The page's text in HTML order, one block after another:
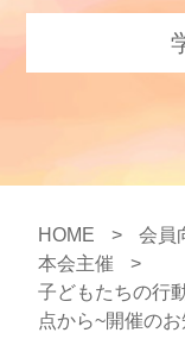
HOME > 会員
本会主催
>
子どもたちの行
点から~開催の